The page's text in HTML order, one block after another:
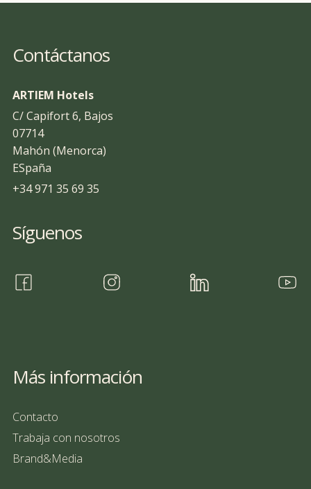
Contáctanos
ARTIEM Hotels
C/ Capifort 6, Bajos
07714
Mahón (Menorca)
ESpaña
+34 971 35 69 35
Síguenos
Más información
Contacto
Trabaja con nosotros
Brand&Media